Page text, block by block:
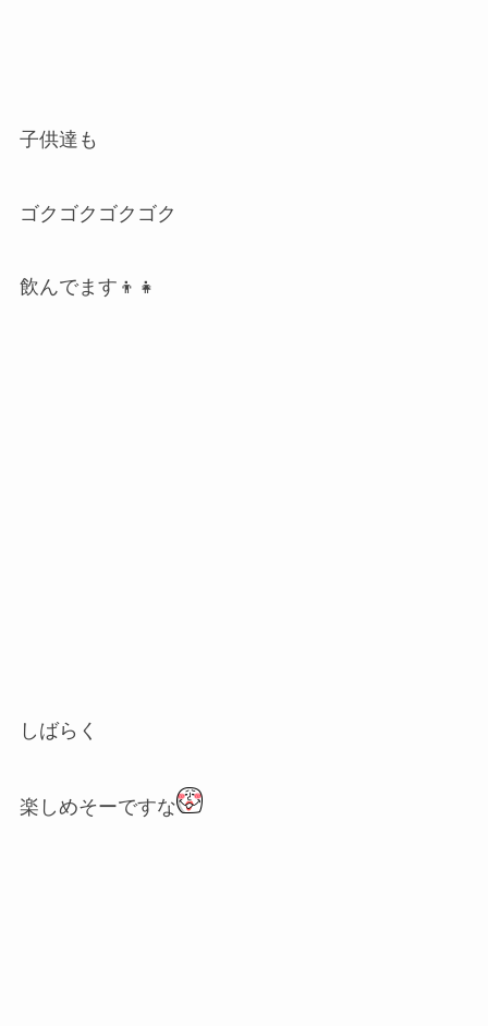
子供達も
ゴクゴクゴクゴク
飲んでます👦👧
しばらく
楽しめそーですな